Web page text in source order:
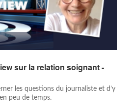
sur la relation soignant -
les questions du journaliste et d’y
peu de temps.